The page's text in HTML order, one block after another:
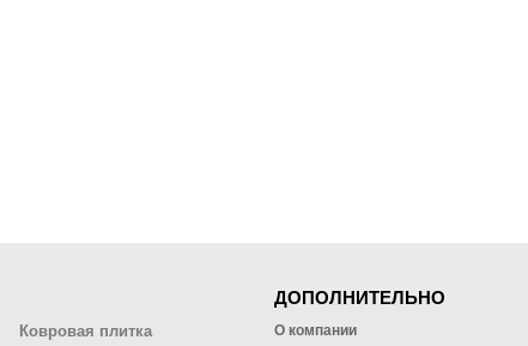
Ковровая плитка
ДОПОЛНИТЕЛЬНО
О компании